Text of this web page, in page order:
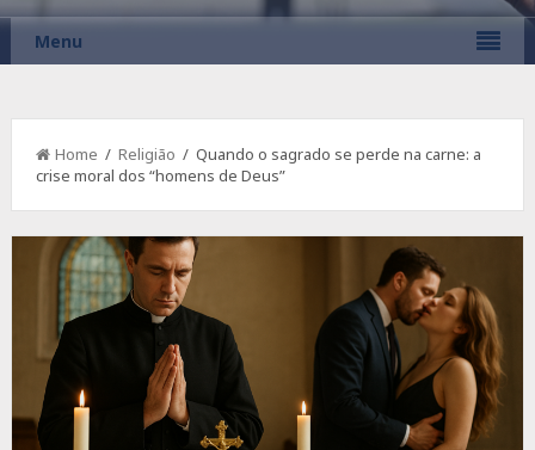
Menu
Home / Religião / Quando o sagrado se perde na carne: a
crise moral dos “homens de Deus”